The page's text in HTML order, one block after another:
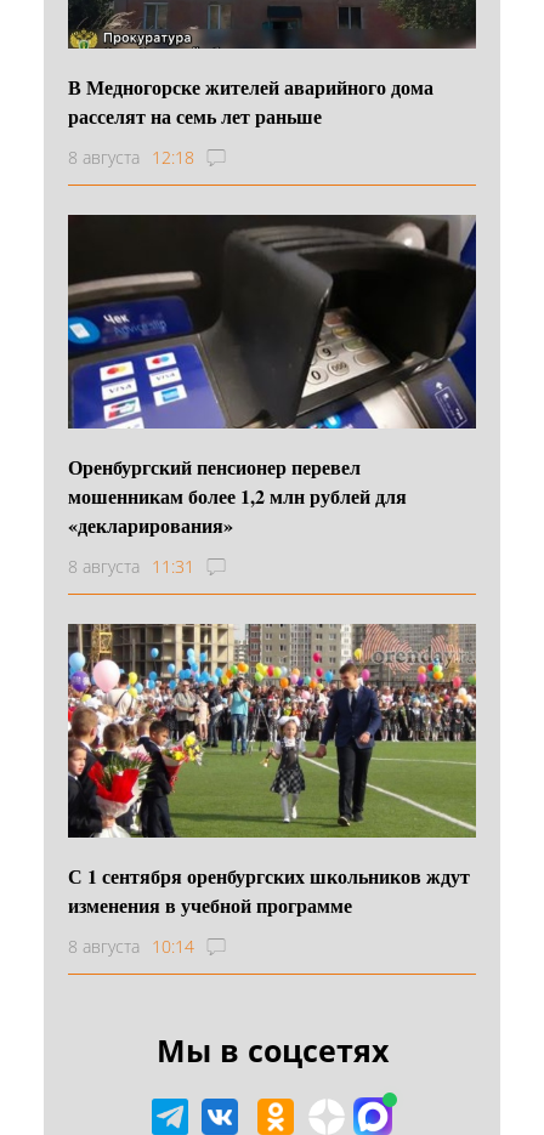
В Медногорске жителей аварийного дома
расселят на семь лет раньше
8 августа 12:18
Оренбургский пенсионер перевел
мошенникам более 1,2 млн рублей для
«декларирования»
8 августа 11:31
С 1 сентября оренбургских школьников ждут
изменения в учебной программе
8 августа 10:14
Мы в соцсетях